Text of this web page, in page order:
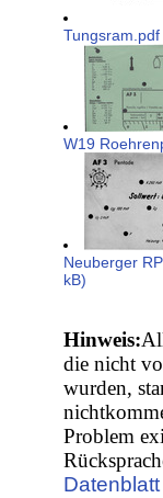
W19
Neuberger
kB)
Hinweis:
die nicht
wurden,
Problem